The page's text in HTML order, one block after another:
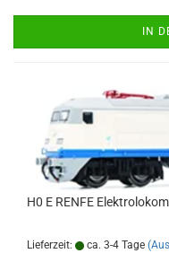
IN
H0 E RENFE
Lieferzeit: ca. 3-4 Tage